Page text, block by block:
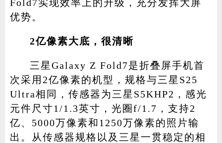
Fold7实现效率上的升级，充分发挥大屏
优势。
2亿像素大底，很清晰
三星Galaxy Z Fold7是折叠屏手机首
次采用2亿像素的机型，规格与三星S25
Ultra相同，传感器为三星S5KHP2，感光
元件尺寸1/1.3英寸，光圈f/1.7，支持2
亿、5000万像素和1250万像素的照片输
出。从传感器规格以及三星一贯稳定的相